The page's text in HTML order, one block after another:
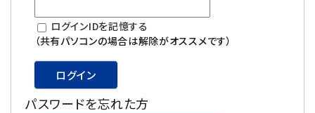
スイーツ
お菓子
ログインIDを記憶する
（共有パソコンの場合は解除がオススメです）
ログイン
パスワードを忘れた方